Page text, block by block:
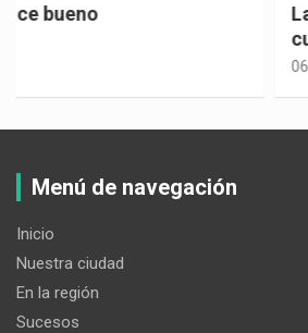
La memoria selectiva un mal
cuando la crítica borra su
Menú de navegación
Inicio
Nuestra ciudad
En la región
Sucesos